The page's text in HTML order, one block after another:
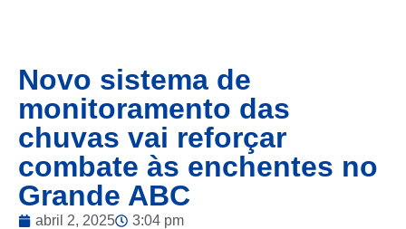
Novo sistema de
monitoramento das
chuvas vai reforçar
combate às enchentes no
Grande ABC
abril 2, 2025 3:04 pm